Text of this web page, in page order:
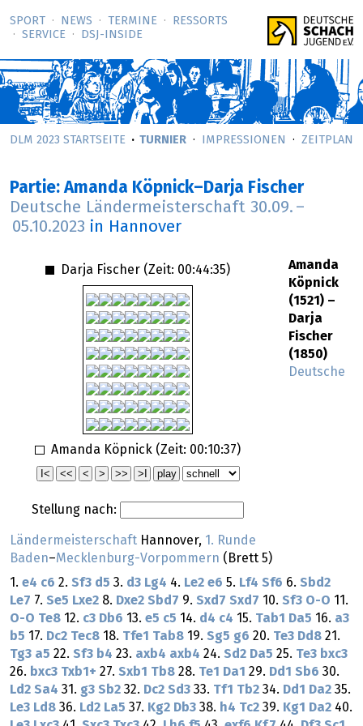
SPORT NEWS TERMINE
RESSORTS
SERVICE
DSJ-­INSIDE
DLM 2023 STARTSEITE TURNIER IMPRESSIONEN ZEITPLAN
Partie: Amanda Köpnick–Darja Fischer
Deutsche Ländermeisterschaft 30.09. –
05.10.2023 in Hannover
Darja Fischer (Zeit: 00:44:35)
Amanda Köpnick (Zeit: 00:10:37)
Stellung nach:
Amanda
Köpnick
(1521) –
Darja
Fischer
(1850)
Deutsche
Ländermeisterschaft Hannover, 1. Runde
Baden–Mecklenburg-Vorpommern (Brett 5)
1. e4 c6 2. Sf3 d5 3. d3 Lg4 4. Le2 e6 5. Lf4 Sf6 6. Sbd2
Le7 7. Se5 Lxe2 8. Dxe2 Sbd7 9. Sxd7 Sxd7 10. Sf3 O-O 11.
O-O Te8 12. c3 Db6 13. e5 c5 14. d4 c4 15. Tab1 Da5 16. a3
b5 17. Dc2 Tec8 18. Tfe1 Tab8 19. Sg5 g6 20. Te3 Dd8 21.
Tg3 a5 22. Sf3 b4 23. axb4 axb4 24. Sd2 Da5 25. Te3 bxc3
26. bxc3 Txb1+ 27. Sxb1 Tb8 28. Te1 Da1 29. Dd1 Sb6 30.
Ld2 Sa4 31. g3 Sb2 32. Dc2 Sd3 33. Tf1 Tb2 34. Dd1 Da2 35.
Le3 Ld8 36. Ld2 La5 37. Kg2 Db3 38. h4 Tc2 39. Kg1 Da2 40.